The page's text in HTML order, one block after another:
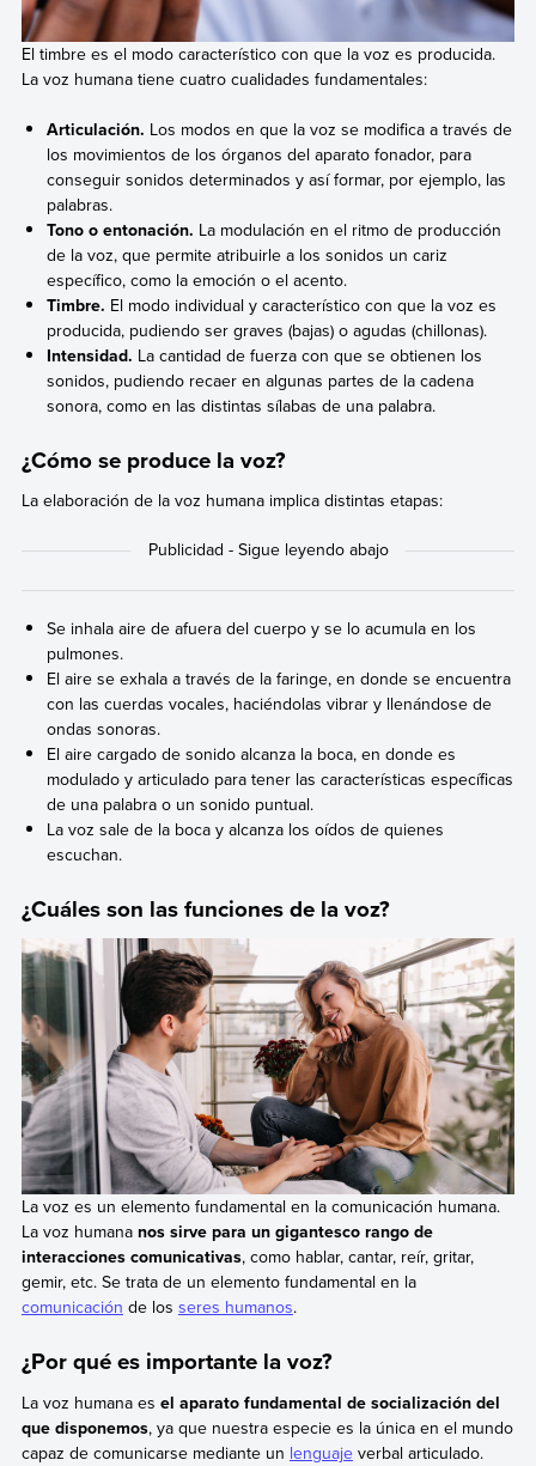
El timbre es el modo característico con que la voz es producida.
La voz humana tiene cuatro cualidades fundamentales:
Articulación. Los modos en que la voz se modifica a través de
los movimientos de los órganos del aparato fonador, para
conseguir sonidos determinados y así formar, por ejemplo, las
palabras.
Tono o entonación. La modulación en el ritmo de producción
de la voz, que permite atribuirle a los sonidos un cariz
específico, como la emoción o el acento.
Timbre. El modo individual y característico con que la voz es
producida, pudiendo ser graves (bajas) o agudas (chillonas).
Intensidad. La cantidad de fuerza con que se obtienen los
sonidos, pudiendo recaer en algunas partes de la cadena
sonora, como en las distintas sílabas de una palabra.
¿Cómo se produce la voz?
La elaboración de la voz humana implica distintas etapas:
Se inhala aire de afuera del cuerpo y se lo acumula en los
pulmones.
El aire se exhala a través de la faringe, en donde se encuentra
con las cuerdas vocales, haciéndolas vibrar y llenándose de
ondas sonoras.
El aire cargado de sonido alcanza la boca, en donde es
modulado y articulado para tener las características específicas
de una palabra o un sonido puntual.
La voz sale de la boca y alcanza los oídos de quienes
escuchan.
¿Cuáles son las funciones de la voz?
La voz es un elemento fundamental en la comunicación humana.
La voz humana nos sirve para un gigantesco rango de
interacciones comunicativas, como hablar, cantar, reír, gritar,
gemir, etc. Se trata de un elemento fundamental en la
comunicación de los seres humanos.
¿Por qué es importante la voz?
La voz humana es el aparato fundamental de socialización del
que disponemos, ya que nuestra especie es la única en el mundo
capaz de comunicarse mediante un lenguajeverbal articulado.